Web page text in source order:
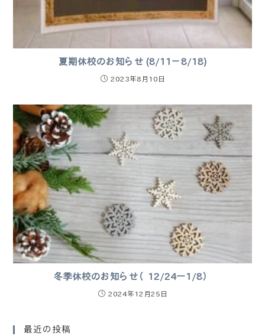
夏期休校のお知らせ (8/11－8/18)
2023年8月10日
冬季休校のお知らせ（12/24ー1/8）
2024年12月25日
最近の投稿